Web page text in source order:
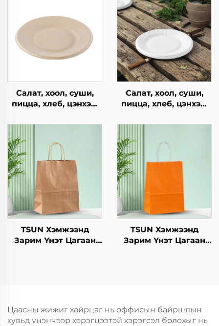
Салат, хоол, суши,
пицца, хлеб, цэнхэр,
гамбургерийг
зориулагдсан буцаж
ашиглах боломжтой
крафт хавтангаас
бүрдсэн дагуу, цэцэг,
хөнгөн хоолны
ашиглахад
Салат, хоол, суши,
пицца, хлеб, цэнхэр,
гамбургерийг
зориулагдсан буцаж
ашиглах боломжтой
крафт хавтангаас
бүрдсэн дагуу, цэцэг,
хөнгөн хоолны
ашиглахад
TSUN Хэмжээнд
Зарим Үнэт Цагаан
TSUN Хэмжээнд
Зарим Үнэт Цагаан
Пластик Пакинг
Цаасны жижиг хайрцаг нь оффисын байршлын
хувьд үнэнчээр хэрэгцээтэй хэрэгсэл болохыг нь